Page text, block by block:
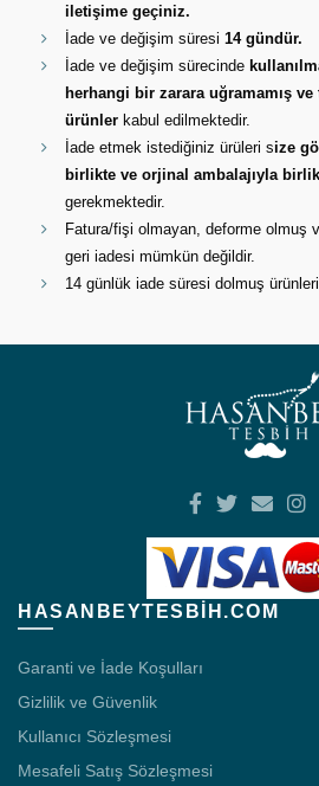
iletişime geçiniz.
İade ve değişim süresi 14 gündür.
İade ve değişim sürecinde
herhangi bir zarara uğramamış
ürünler kabul edilmektedir.
İade etmek istediğiniz ürüleri size
birlikte ve orjinal ambalajıyla
gerekmektedir.
Fatura/fişi olmayan, deforme olmuş
geri iadesi mümkün değildir.
14 günlük iade süresi dolmuş
HASANBEYTESBIH.COM
Garanti ve İade Koşulları
Gizlilik ve Güvenlik
Kullanıcı Sözleşmesi
Mesafeli Satış Sözleşmesi